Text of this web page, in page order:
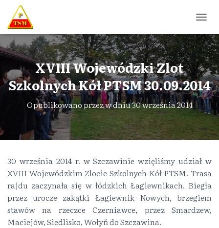
R
Z
E
Ł
Ą
C
Z
N
A
W
I
G
J
Ę
XVIII Wojewódzki Zlot
Szkolnych Kół PTSM 30.09.2014
Opublikowano przezw dniu30 września 2014
30 września 2014 r. w Szczawinie wzięliśmy udział w
XVIII Wojewódzkim Zlocie Szkolnych Kół PTSM. Trasa
rajdu zaczynała się w łódzkich Łagiewnikach. Biegła
przez urocze zakątki Łagiewnik Nowych, brzegiem
stawów na rzeczce Czerniawce, przez Smardzew,
Maciejów, Siedlisko, Wołyń do Szczawina.